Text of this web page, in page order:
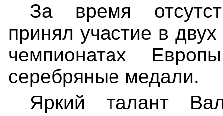
За время
принял участие в
чемпионатах
серебряные медали.
Яркий талант